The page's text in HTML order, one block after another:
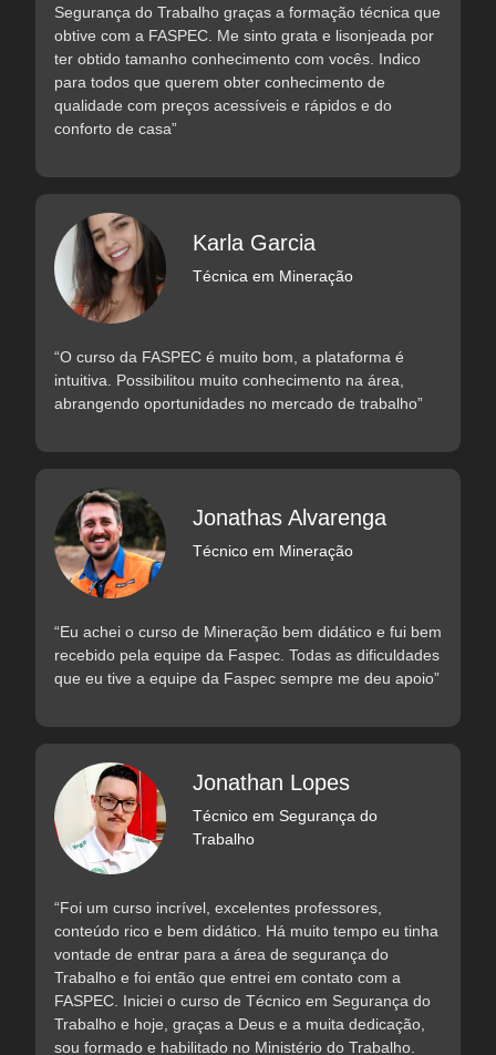
Segurança do Trabalho graças a formação técnica que
obtive com a FASPEC. Me sinto grata e lisonjeada por
ter obtido tamanho conhecimento com vocês. Indico
para todos que querem obter conhecimento de
qualidade com preços acessíveis e rápidos e do
conforto de casa”
Karla Garcia
Técnica em Mineração
“O curso da FASPEC é muito bom, a plataforma é
intuitiva. Possibilitou muito conhecimento na área,
abrangendo oportunidades no mercado de trabalho”
Jonathas Alvarenga
Técnico em Mineração
“Eu achei o curso de Mineração bem didático e fui bem
recebido pela equipe da Faspec. Todas as dificuldades
que eu tive a equipe da Faspec sempre me deu apoio”
Jonathan Lopes
Técnico em Segurança do
Trabalho
“Foi um curso incrível, excelentes professores,
conteúdo rico e bem didático. Há muito tempo eu tinha
vontade de entrar para a área de segurança do
Trabalho e foi então que entrei em contato com a
FASPEC. Iniciei o curso de Técnico em Segurança do
Trabalho e hoje, graças a Deus e a muita dedicação,
sou formado e habilitado no Ministério do Trabalho.